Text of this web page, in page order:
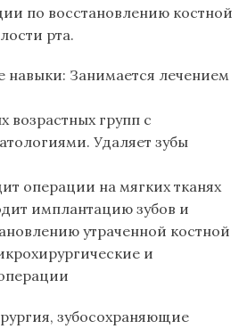
по восстановлению костной
рта.
Занимается лечением
возрастных групп с
Удаляет зубы
операции на мягких тканях
имплантацию зубов и
утраченной костной
и
зубосохраняющие